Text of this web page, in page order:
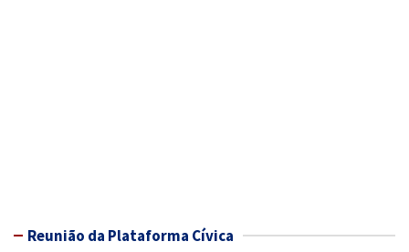
Reunião da Plataforma Cívica